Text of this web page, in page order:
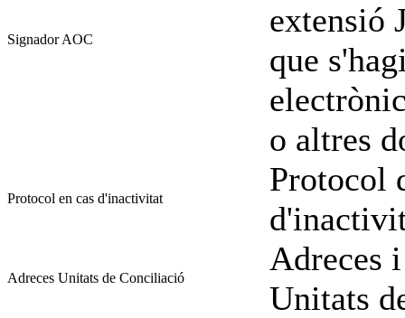
Signador AOC
extensió
que
o altres
Protocol en cas d'inactivitat
Protocol
Adreces Unitats de Conciliació
Adreces
Unitats